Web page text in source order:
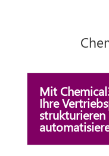
Mit
Ihre
strukturieren